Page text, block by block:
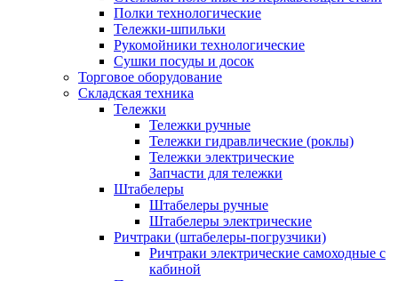
Полки технологические
Тележки-шпильки
Рукомойники технологические
Сушки посуды и досок
Торговое оборудование
Складская техника
Тележки
Тележки ручные
Тележки гидравлические (роклы)
Тележки электрические
Запчасти для тележки
Штабелеры
Штабелеры ручные
Штабелеры электрические
Ричтраки (штабелеры-погрузчики)
Ричтраки электрические самоходные с
кабиной